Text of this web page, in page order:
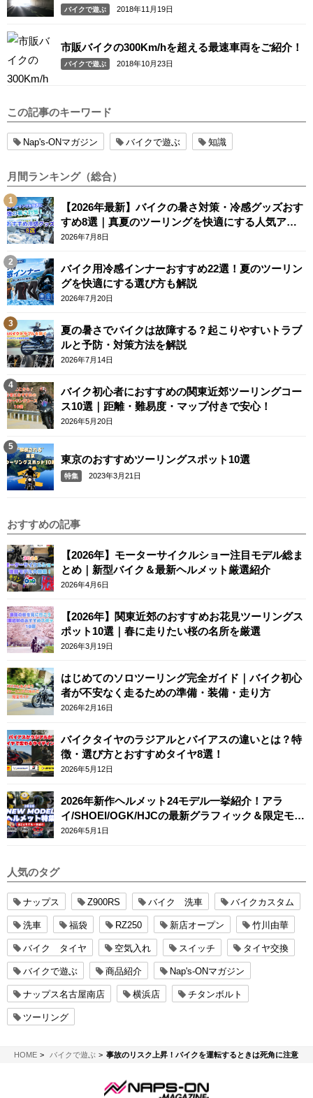
バイクで遊ぶ 2018年11月19日
市販バイクの300Km/hを超える最速車両をご紹介！
バイクで遊ぶ 2018年10月23日
この記事のキーワード
Nap's-ONマガジン バイクで遊ぶ 知識
月間ランキング（総合）
【2026年最新】バイクの暑さ対策・冷感グッズおす
すめ8選｜真夏のツーリングを快適にする人気アイ
テム
2026年7月8日
バイク用冷感インナーおすすめ22選！夏のツーリン
グを快適にする選び方も解説
2026年7月20日
夏の暑さでバイクは故障する？起こりやすいトラブ
ルと予防・対策方法を解説
2026年7月14日
バイク初心者におすすめの関東近郊ツーリングコー
ス10選｜距離・難易度・マップ付きで安心！
2026年5月20日
東京のおすすめツーリングスポット10選
特集 2023年3月21日
おすすめの記事
【2026年】モーターサイクルショー注目モデル総ま
とめ｜新型バイク＆最新ヘルメット厳選紹介
2026年4月6日
【2026年】関東近郊のおすすめお花見ツーリングス
ポット10選｜春に走りたい桜の名所を厳選
2026年3月19日
はじめてのソロツーリング完全ガイド｜バイク初心
者が不安なく走るための準備・装備・走り方
2026年2月16日
バイクタイヤのラジアルとバイアスの違いとは？特
徴・選び方とおすすめタイヤ8選！
2026年5月12日
2026年新作ヘルメット24モデル一挙紹介！アラ
イ/SHOEI/OGK/HJCの最新グラフィック＆限定モデ
ルまとめ
2026年5月1日
人気のタグ
ナップス Z900RS バイク 洗車 バイクカスタム
洗車 福袋 RZ250 新店オープン 竹川由華
バイク タイヤ 空気入れ スイッチ タイヤ交換
バイクで遊ぶ 商品紹介 Nap's-ONマガジン
ナップス名古屋南店 横浜店 チタンボルト
ツーリング
HOMENAPS-ON マガジン
バイクで遊ぶ 事故のリスク上昇！バイクを運転するときは死角に注意